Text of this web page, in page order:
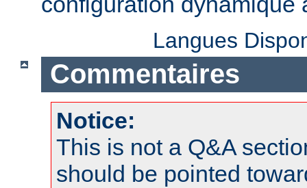
Langues
Commentaires
Notice:
This is not a Q&A
should be pointed